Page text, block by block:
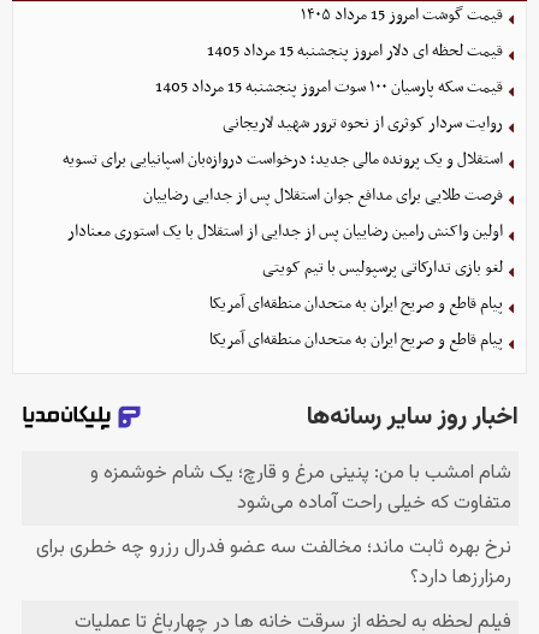
قیمت گوشت امروز 15 مرداد ۱۴۰۵
قیمت لحظه ای دلار امروز پنجشنبه 15 مرداد 1405
قیمت سکه پارسیان ۱۰۰ سوت امروز پنجشنبه 15 مرداد 1405
روایت سردار کوثری از نحوه ترور شهید لاریجانی
استقلال و یک پرونده مالی جدید؛ درخواست دروازه‌بان اسپانیایی برای تسویه
فرصت طلایی برای مدافع جوان استقلال پس از جدایی رضاییان
اولین واکنش رامین رضاییان پس از جدایی از استقلال با یک استوری معنادار
لغو بازی تدارکاتی پرسپولیس با تیم کویتی
پیام قاطع و صریح ایران به متحدان منطقه‌ای آمریکا
پیام قاطع و صریح ایران به متحدان منطقه‌ای آمریکا